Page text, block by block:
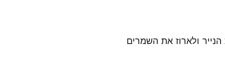
ולארוז את השמרים